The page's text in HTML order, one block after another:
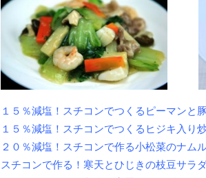
１５％減塩！スチコンでつくるピーマンと
１５％減塩！スチコンでつくるヒジキ入り
２０％減塩！スチコンで作る小松菜のナム
スチコンで作る！寒天とひじきの枝豆サラ